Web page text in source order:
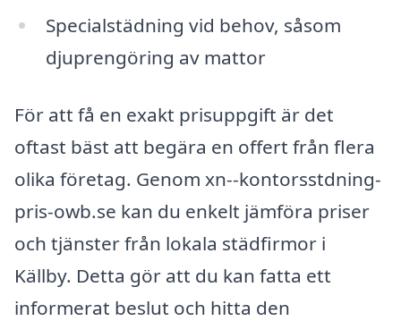
Specialstädning vid behov, såsom
djuprengöring av mattor
För att få en exakt prisuppgift är det
oftast bäst att begära en offert från flera
olika företag. Genom xn--kontorsstdning-
pris-owb.se kan du enkelt jämföra priser
och tjänster från lokala städfirmor i
Källby. Detta gör att du kan fatta ett
informerat beslut och hitta den